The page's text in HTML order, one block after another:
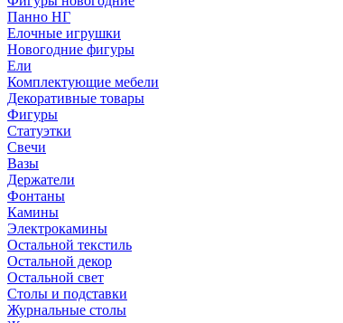
Панно НГ
Елочные игрушки
Новогодние фигуры
Ели
Комплектующие мебели
Декоративные товары
Фигуры
Статуэтки
Свечи
Вазы
Держатели
Фонтаны
Камины
Электрокамины
Остальной текстиль
Остальной декор
Остальной свет
Столы и подставки
Журнальные столы